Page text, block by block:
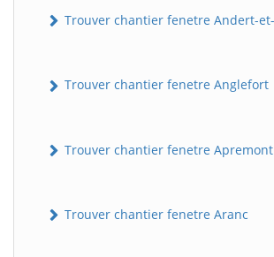
Trouver chantier fenetre Andert-
Trouver chantier fenetre Anglefort
Trouver chantier fenetre Apremont
Trouver chantier fenetre Aranc